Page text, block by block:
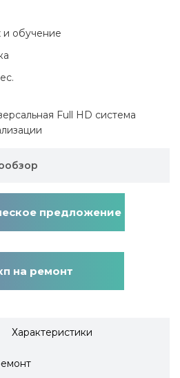
и обучение
Full HD система
предложение
на ремонт
Характеристики